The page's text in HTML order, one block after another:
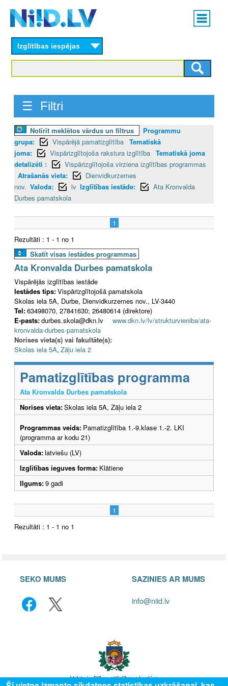
content
Main
menu
Izglītības iespējas
☰ Filtri
Notīrīt meklētos vārdus un filtrus
Programmu
grupa:
Vispārējā pamatizglītība Tematiskā
joma:
Vispārizglītojoša rakstura izglītība Tematiskā joma
detalizēti :
Vispārizglītojoša virziena izglītības programmas
Atrašanās vieta:
Dienvidkurzemes
nov. Valoda: lv Izglītības iestāde:
Ata Kronvalda
Durbes pamatskola
1
Rezultāti : 1 - 1 no 1
Skatīt visas iestādes programmas
Ata Kronvalda Durbes pamatskola
Vispārējās izglītības iestāde
Iestādes tips:Vispārizglītojošā pamatskola
Skolas iela 5A, Durbe, Dienvidkurzemes nov., LV-3440
Tel:63498070, 27841630; 26480614 (direktore)
E-pasts:durbes.skola@dkn.lv www.dkn.lv/lv/strukturvieniba/ata-
kronvalda-durbes-pamatskola
Norises vieta(s) vai fakultāte(s):
Skolas iela 5A, Zāļu iela 2
Pamatizglītības programma
Ata Kronvalda Durbes pamatskola
Norises vieta:Skolas iela 5A, Zāļu iela 2
Programmas veids: Pamatizglītība 1.-9.klase 1.-2. LKI
(programma ar kodu 21)
Valoda:latviešu (LV)
Izglītības ieguves forma: Klātiene
Ilgums:9 gadi
1
Rezultāti : 1 - 1 no 1
SEKO MUMS SAZINIES AR MUMS
info@niid.lv